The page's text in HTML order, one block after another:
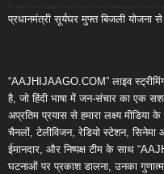
प्रधानमंत्री सूर्यघर मुफ्त बिजली योजना
“AAJHIJAAGO.COM” लाइव
है, जो हिंदी भाषा में जन-संचार का एक
अप्रतिम प्रयास से हमारा लक्ष्य मीडिया
चैनलों, टेलीविजन, रेडियो स्टेशन, सिनेमा
ईमानदार, और निष्पक्ष टीम के साथ
घटनाओं पर प्रकाश डालना, उनका